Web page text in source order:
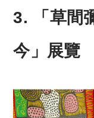
3. 「草間
今」展覽